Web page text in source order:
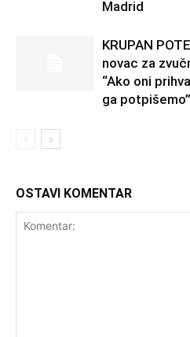
Madrid
KRUPAN
novac za
“Ako oni
ga potpišemo”
OSTAVI KOMENTAR